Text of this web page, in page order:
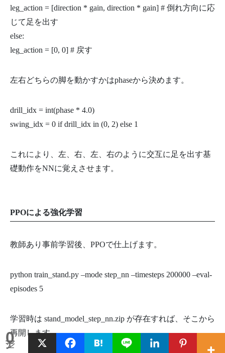
leg_action = [direction * gain, direction * gain] # 倒れ方向に応
じて足を出す
else:
leg_action = [0, 0] # 戻す
左右どちらの脚を動かすかはphaseから決めます。
drill_idx = int(phase * 4.0)
swing_idx = 0 if drill_idx in (0, 2) else 1
これにより、左、右、左、右のように交互に足を出す基
礎動作をNNに覚えさせます。
PPOによる強化学習
教師あり事前学習後、PPOで仕上げます。
python train_stand.py –mode step_nn –timesteps 200000 –eval-
episodes 5
学習時は stand_model_step_nn.zip が存在すれば、そこから
再開します。
0
シェア